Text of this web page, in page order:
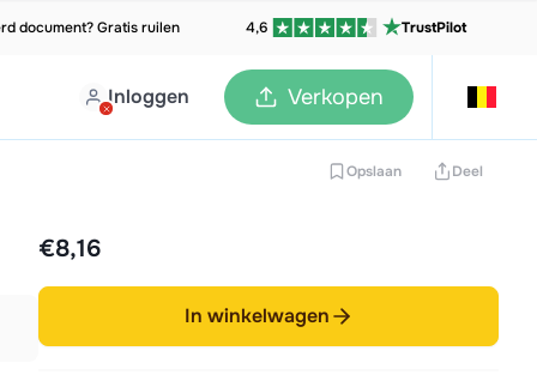
document? Gratis ruilen 4,6 TrustPilot
Inloggen Verkopen
Opslaan Deel
€8,16
In winkelwagen